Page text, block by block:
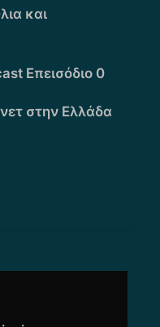
και
Επεισόδιο 0
στην Ελλάδα